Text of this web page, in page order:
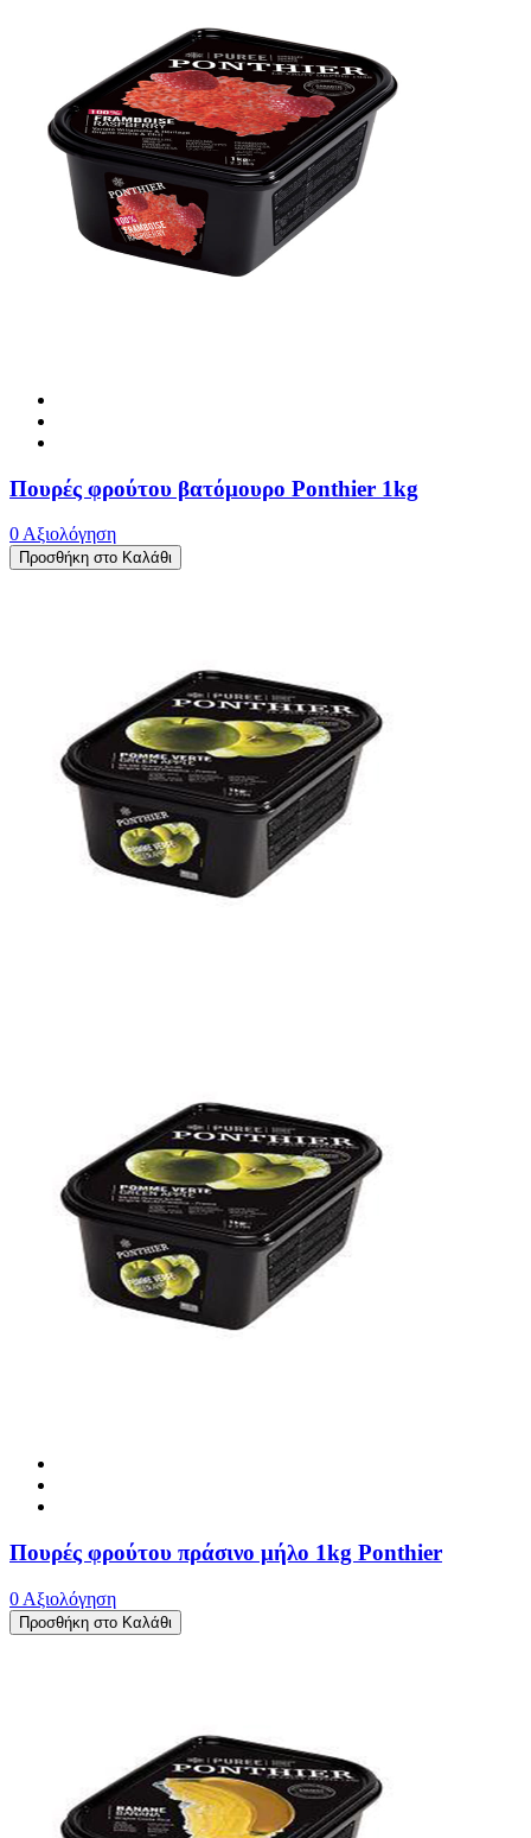
Πουρές φρούτου βατόμουρο Ponthier 1kg
0 Αξιολόγηση
Προσθήκη στο Καλάθι
Πουρές φρούτου πράσινο μήλο 1kg Ponthier
0 Αξιολόγηση
Προσθήκη στο Καλάθι